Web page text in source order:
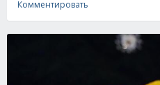
Комментировать